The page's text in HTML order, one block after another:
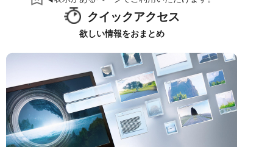
クイックアクセス
欲しい情報をおまとめ